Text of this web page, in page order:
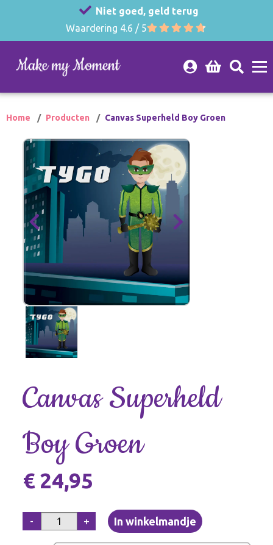
Niet goed, geld terug
Waardering 4.6 / 5
Home Producten Canvas Superheld Boy Groen
Canvas Superheld
Boy Groen
€ 24,95
- +